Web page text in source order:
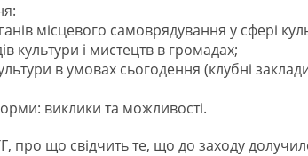
місцевого самоврядування у сфері
культури і мистецтв в громадах;
в умовах сьогодення (клубні
виклики та можливості.
про що свідчить те, що до заходу